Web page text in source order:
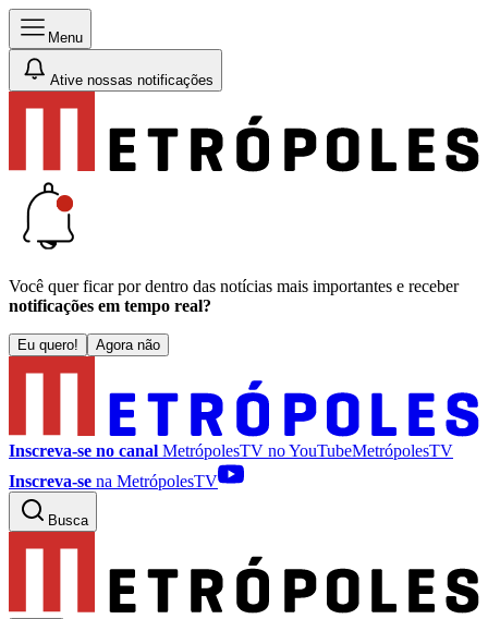
Menu
Ative nossas notificações
Você quer ficar por dentro das notícias mais importantes e receber
notificações em tempo real?
Eu quero! Agora não
Inscreva-se no canal MetrópolesTV noYouTubeMetrópolesTV
Inscreva-se na MetrópolesTV
Busca